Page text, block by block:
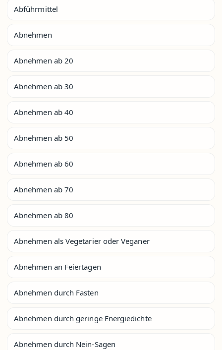
Abführmittel
Abnehmen
Abnehmen ab 20
Abnehmen ab 30
Abnehmen ab 40
Abnehmen ab 50
Abnehmen ab 60
Abnehmen ab 70
Abnehmen ab 80
Abnehmen als Vegetarier oder Veganer
Abnehmen an Feiertagen
Abnehmen durch Fasten
Abnehmen durch geringe Energiedichte
Abnehmen durch Nein-Sagen